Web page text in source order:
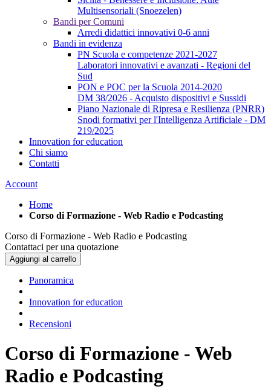
Multisensoriali (Snoezelen)
Bandi per Comuni
Arredi didattici innovativi 0-6 anni
Bandi in evidenza
PN Scuola e competenze 2021-2027
Laboratori innovativi e avanzati - Regioni del
Sud
PON e POC per la Scuola 2014-2020
DM 38/2026 - Acquisto dispositivi e Sussidi
Piano Nazionale di Ripresa e Resilienza (PNRR)
Snodi formativi per l'Intelligenza Artificiale - DM
219/2025
Innovation for education
Chi siamo
Contatti
Account
Home
Corso di Formazione - Web Radio e Podcasting
Corso di Formazione - Web Radio e Podcasting
Contattaci per una quotazione
Aggiungi al carrello
Panoramica
Innovation for education
Recensioni
Corso di Formazione - Web
Radio e Podcasting